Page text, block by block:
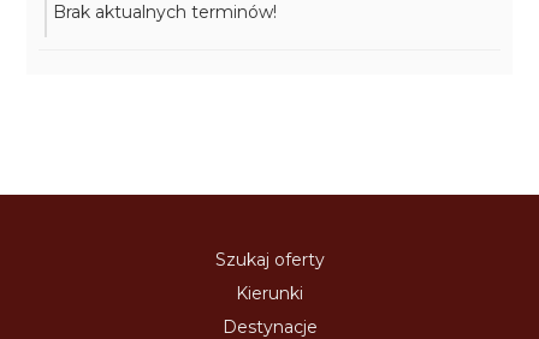
Brak aktualnych terminów!
Szukaj oferty
Kierunki
Destynacje